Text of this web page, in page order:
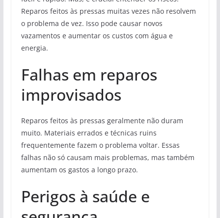
Reparos feitos às pressas muitas vezes não resolvem
o problema de vez. Isso pode causar novos
vazamentos e aumentar os custos com água e
energia.
Falhas em reparos
improvisados
Reparos feitos às pressas geralmente não duram
muito. Materiais errados e técnicas ruins
frequentemente fazem o problema voltar. Essas
falhas não só causam mais problemas, mas também
aumentam os gastos a longo prazo.
Perigos à saúde e